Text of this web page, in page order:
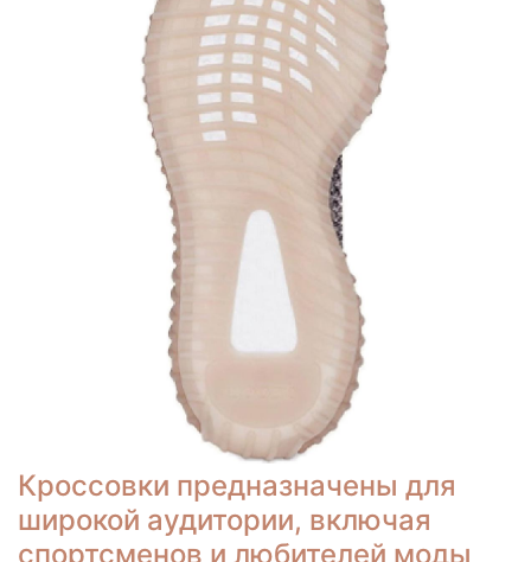
Кроссовки предназначены для
широкой аудитории, включая
спортсменов и любителей моды